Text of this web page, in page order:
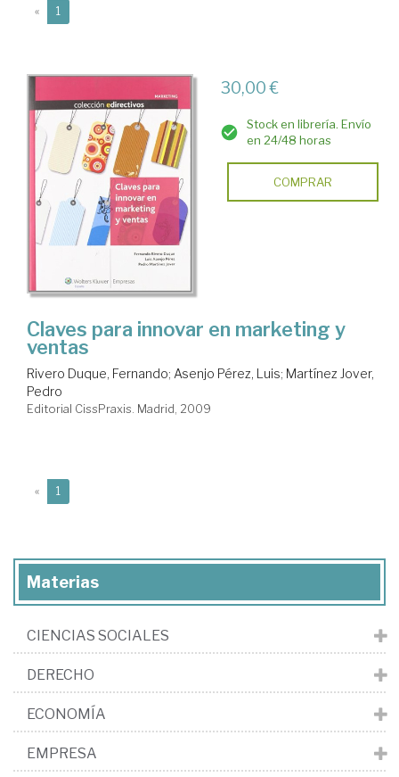
« 1
30,00 €
Stock en librería. Envío
en 24/48 horas
COMPRAR
Claves para innovar en marketing y
ventas
Rivero Duque, Fernando; Asenjo Pérez, Luis; Martínez Jover,
Pedro
Editorial CissPraxis. Madrid, 2009
« 1
Materias
CIENCIAS SOCIALES
DERECHO
ECONOMÍA
EMPRESA